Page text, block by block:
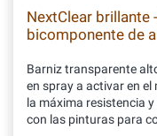
NextClear brillante
bicomponente de
Barniz transparente
en spray a activar en
la máxima resistencia
con las pinturas para